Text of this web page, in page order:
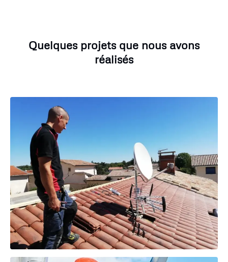
Quelques projets que nous avons
réalisés